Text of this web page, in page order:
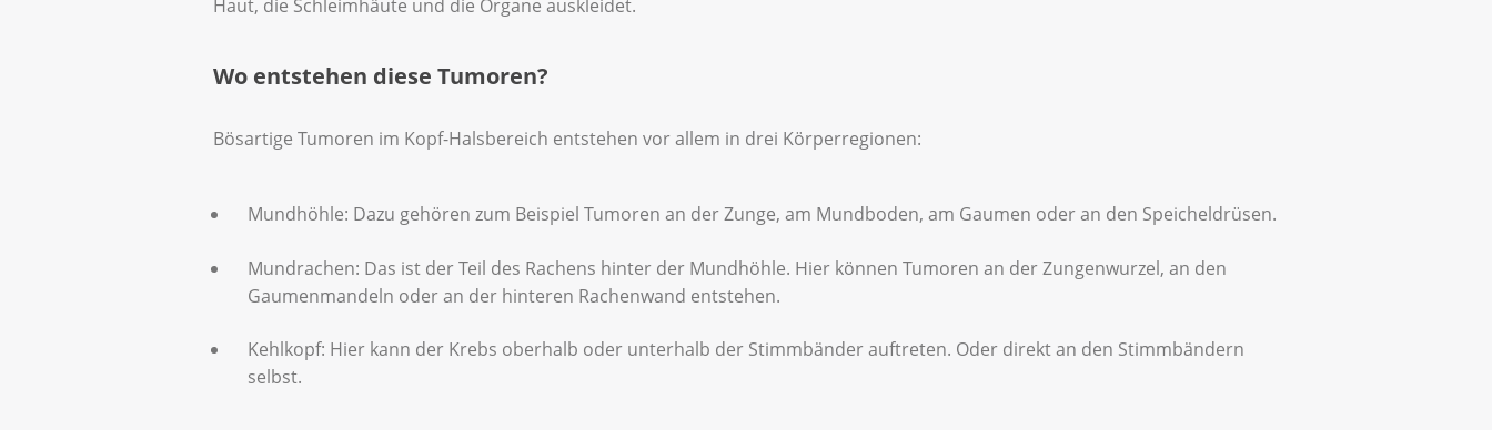
Haut, die Schleimhäute und die Organe auskleidet.
Wo entstehen diese Tumoren?
Bösartige Tumoren im Kopf-Halsbereich entstehen vor allem in drei Körperregionen:
Mundhöhle: Dazu gehören zum Beispiel Tumoren an der Zunge, am Mundboden, am Gaumen oder an den Speicheldrüsen.
Mundrachen: Das ist der Teil des Rachens hinter der Mundhöhle. Hier können Tumoren an der Zungenwurzel, an den
Gaumenmandeln oder an der hinteren Rachenwand entstehen.
Kehlkopf: Hier kann der Krebs oberhalb oder unterhalb der Stimmbänder auftreten. Oder direkt an den Stimmbändern
selbst.